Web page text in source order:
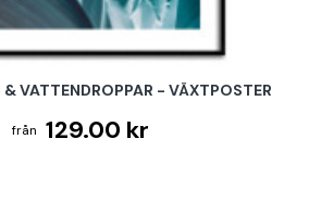
VATTENDROPPAR - VÄXTPOSTER
129.00 kr